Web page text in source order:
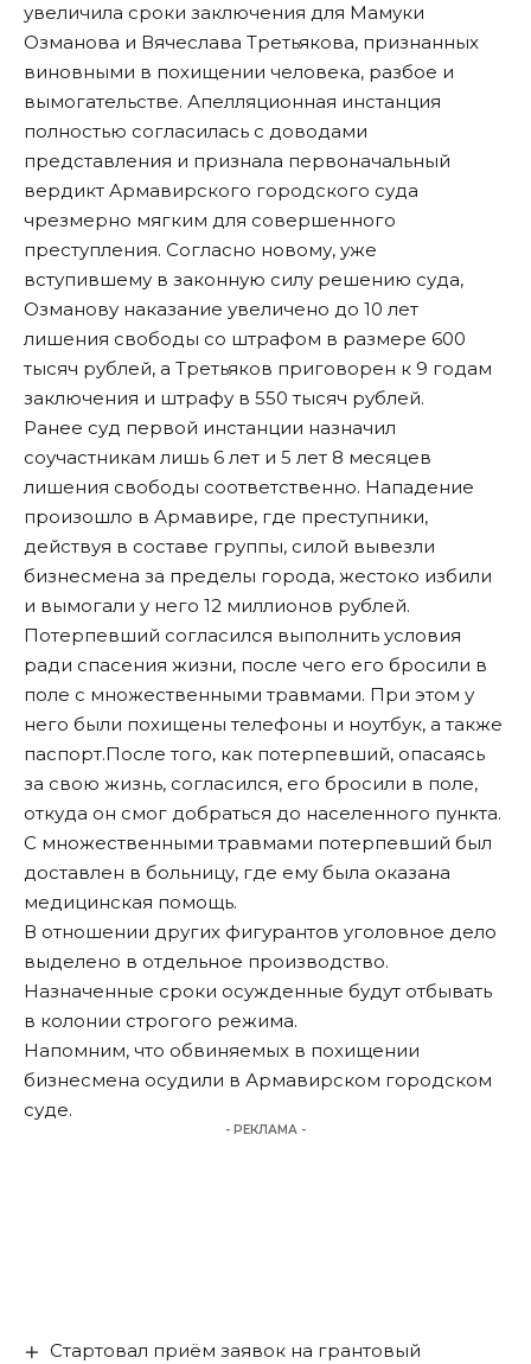
увеличила сроки заключения для Мамуки
Озманова и Вячеслава Третьякова, признанных
виновными в похищении человека, разбое и
вымогательстве. Апелляционная инстанция
полностью согласилась с доводами
представления и признала первоначальный
вердикт Армавирского городского суда
чрезмерно мягким для совершенного
преступления. Согласно новому, уже
вступившему в законную силу решению суда,
Озманову наказание увеличено до 10 лет
лишения свободы со штрафом в размере 600
тысяч рублей, а Третьяков приговорен к 9 годам
заключения и штрафу в 550 тысяч рублей.
Ранее суд первой инстанции назначил
соучастникам лишь 6 лет и 5 лет 8 месяцев
лишения свободы соответственно. Нападение
произошло в Армавире, где преступники,
действуя в составе группы, силой вывезли
бизнесмена за пределы города, жестоко избили
и вымогали у него 12 миллионов рублей.
Потерпевший согласился выполнить условия
ради спасения жизни, после чего его бросили в
поле с множественными травмами. При этом у
него были похищены телефоны и ноутбук, а также
паспорт.После того, как потерпевший, опасаясь
за свою жизнь, согласился, его бросили в поле,
откуда он смог добраться до населенного пункта.
С множественными травмами потерпевший был
доставлен в больницу, где ему была оказана
медицинская помощь.
В отношении других фигурантов уголовное дело
выделено в отдельное производство.
Назначенные сроки осужденные будут отбывать
в колонии строгого режима.
Напомним, что обвиняемых в похищении
бизнесмена осудили в Армавирском городском
суде.
- РЕКЛАМА -
Стартовал приём заявок на грантовый